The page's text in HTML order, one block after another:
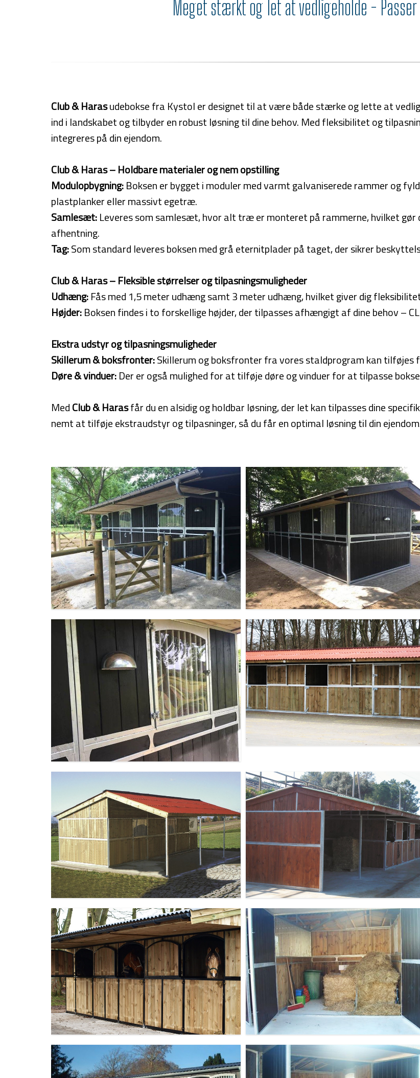
Meget stærkt og let at vedligeholde -
Club & Harasudebokse fra Kystol er designet til at være både stærke og lette at
ind i landskabet og tilbyder en robust løsning til dine behov. Med fleksibilitet og
integreres på din ejendom.
Club & Haras – Holdbare materialer og nem opstilling
Modulopbygning:Boksen er bygget i moduler med varmt galvaniserede rammer og
plastplanker eller massivt egetræ.
Samlesæt:Leveres som samlesæt, hvor alt træ er monteret på rammerne, hvilket gør
afhentning.
Tag:Som standard leveres boksen med grå eternitplader på taget, der sikrer
Club & Haras – Fleksible størrelser og tilpasningsmuligheder
Udhæng:Fås med 1,5 meter udhæng samt 3 meter udhæng, hvilket giver dig
Højder:Boksen findes i to forskellige højder, der tilpasses afhængigt af dine behov –
Ekstra udstyr og tilpasningsmuligheder
Skillerum & boksfronter:Skillerum og boksfronter fra vores staldprogram kan
Døre & vinduer:Der er også mulighed for at tilføje døre og vinduer for at tilpasse
MedClub & Harasfår du en alsidig og holdbar løsning, der let kan tilpasses dine
nemt at tilføje ekstraudstyr og tilpasninger, så du får en optimal løsning til din